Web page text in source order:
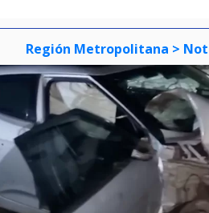
Región Metropolitana >